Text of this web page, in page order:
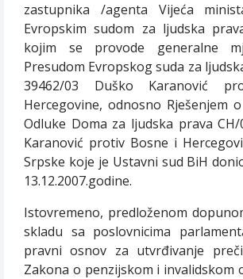
zastupnika /agenta Vijeća
Evropskim sudom za ljudska
kojim se provode generalne
Presudom Evropskog suda za
39462/03 Duško Karanović
Hercegovine, odnosno Rješenjem
Odluke Doma za ljudska prava
Karanović protiv Bosne i
Srpske koje je Ustavni sud BiH
13.12.2007.godine.
Istovremeno, predloženom
skladu sa poslovnicima
pravni osnov za utvrđivanje
Zakona o penzijskom i invalidskom